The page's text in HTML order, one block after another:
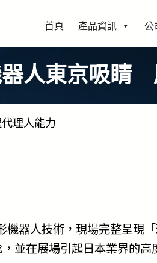
首頁 產品資訊 公
人東京吸睛
理人能力
器人技術，現場完整呈現
並在展場引起日本業界的高